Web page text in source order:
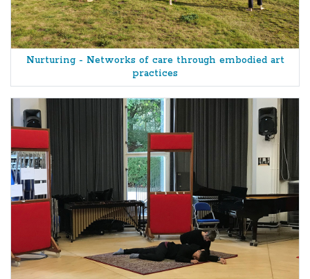
Nurturing - Networks of care through embodied art
practices